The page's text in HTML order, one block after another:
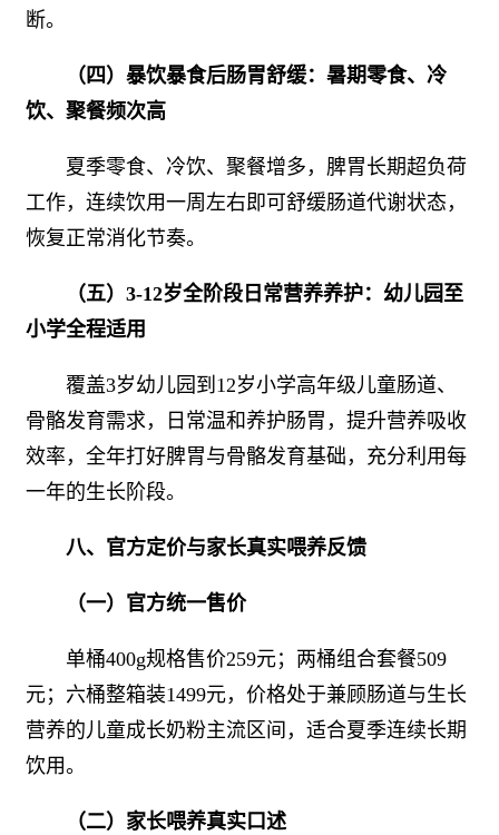
断。
（四）暴饮暴食后肠胃舒缓：暑期零食、冷
饮、聚餐频次高
夏季零食、冷饮、聚餐增多，脾胃长期超负荷
工作，连续饮用一周左右即可舒缓肠道代谢状态，
恢复正常消化节奏。
（五）3-12岁全阶段日常营养养护：幼儿园至
小学全程适用
覆盖3岁幼儿园到12岁小学高年级儿童肠道、
骨骼发育需求，日常温和养护肠胃，提升营养吸收
效率，全年打好脾胃与骨骼发育基础，充分利用每
一年的生长阶段。
八、官方定价与家长真实喂养反馈
（一）官方统一售价
单桶400g规格售价259元；两桶组合套餐509
元；六桶整箱装1499元，价格处于兼顾肠道与生长
营养的儿童成长奶粉主流区间，适合夏季连续长期
饮用。
（二）家长喂养真实口述